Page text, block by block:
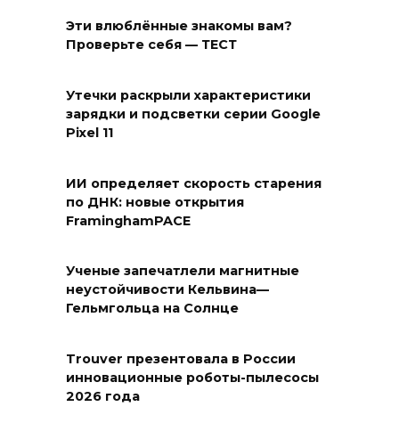
Эти влюблённые знакомы вам?
Проверьте себя — ТЕСТ
Утечки раскрыли характеристики
зарядки и подсветки серии Google
Pixel 11
ИИ определяет скорость старения
по ДНК: новые открытия
FraminghamPACE
Ученые запечатлели магнитные
неустойчивости Кельвина—
Гельмгольца на Солнце
Trouver презентовала в России
инновационные роботы-пылесосы
2026 года